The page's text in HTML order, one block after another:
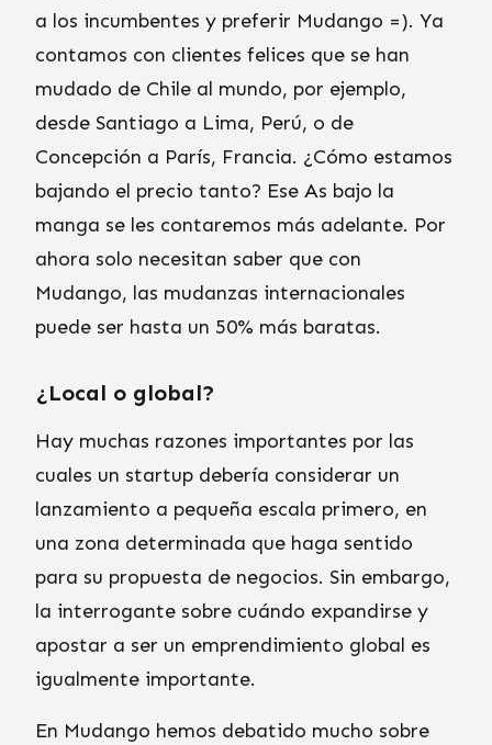
a los incumbentes y preferir Mudango =). Ya
contamos con clientes felices que se han
mudado de Chile al mundo, por ejemplo,
desde Santiago a Lima, Perú, o de
Concepción a París, Francia. ¿Cómo estamos
bajando el precio tanto? Ese As bajo la
manga se les contaremos más adelante. Por
ahora solo necesitan saber que con
Mudango, las mudanzas internacionales
puede ser hasta un 50% más baratas.
¿Local o global?
Hay muchas razones importantes por las
cuales un startup debería considerar un
lanzamiento a pequeña escala primero, en
una zona determinada que haga sentido
para su propuesta de negocios. Sin embargo,
la interrogante sobre cuándo expandirse y
apostar a ser un emprendimiento global es
igualmente importante.
En Mudango hemos debatido mucho sobre